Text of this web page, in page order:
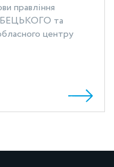
правління
та
центру